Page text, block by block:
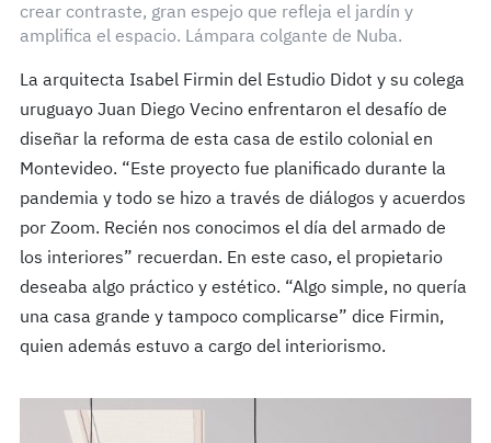
crear contraste, gran espejo que refleja el jardín y
amplifica el espacio. Lámpara colgante de Nuba.
La arquitecta Isabel Firmin del Estudio Didot y su colega
uruguayo Juan Diego Vecino enfrentaron el desafío de
diseñar la reforma de esta casa de estilo colonial en
Montevideo. “Este proyecto fue planificado durante la
pandemia y todo se hizo a través de diálogos y acuerdos
por Zoom. Recién nos conocimos el día del armado de
los interiores” recuerdan. En este caso, el propietario
deseaba algo práctico y estético. “Algo simple, no quería
una casa grande y tampoco complicarse” dice Firmin,
quien además estuvo a cargo del interiorismo.